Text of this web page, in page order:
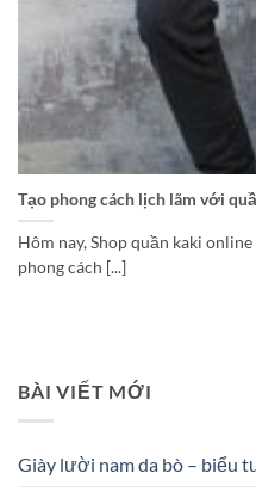
Tạo phong cách lịch lãm với
Hôm nay, Shop quần kaki
phong cách [...]
BÀI VIẾT MỚI
Giày lười nam da bò – biểu